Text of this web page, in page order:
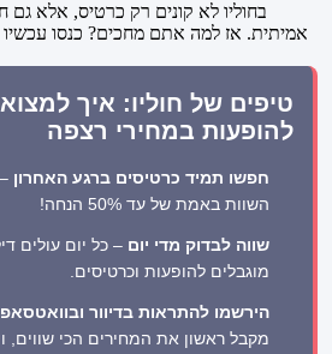
בחוליו לא קונים רק כרטיס, אלא גם
אמיתית. אז למה אתם מחכים? כנסו עכשיו
טיפים של חוליו: איך
להופעות במחירי רצפה
חפשו תמיד כרטיסים ברגע האחרון
השוות באמת של עד 50% הנחה!
שווה לבדוק מדי יום – כל יום עולים
מוגבלים להופעות וכרטיסים.
הירשמו להתראות בדיוור ובוואטסאפ
מקבל ראשון את המחירים הכי שווים,